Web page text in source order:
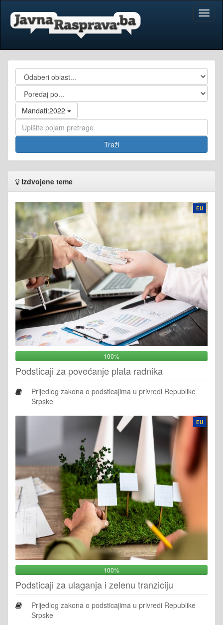
Mandati:2022
Izdvojene teme
EU
100%
Podsticaji za povećanje plata radnika
Prijedlog zakona o podsticajima u privredi Republike
Srpske
EU
100%
Podsticaji za ulaganja i zelenu tranziciju
Prijedlog zakona o podsticajima u privredi Republike
Srpske